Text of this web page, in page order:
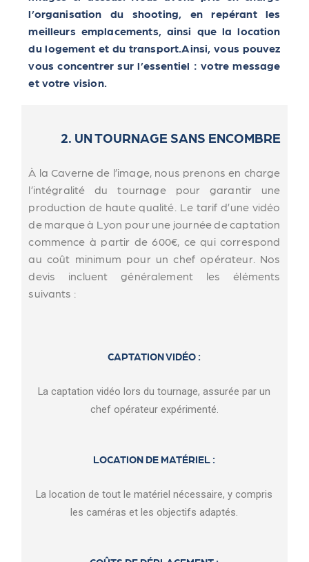
l’organisation du shooting, en repérant les
meilleurs emplacements, ainsi que la location
du logement et du transport.Ainsi, vous pouvez
vous concentrer sur l’essentiel : votre message
et votre vision.
2. UN TOURNAGE SANS ENCOMBRE
À la Caverne de l’image, nous prenons en charge
l’intégralité du tournage pour garantir une
production de haute qualité. Le tarif d’une vidéo
de marque à Lyon pour une journée de captation
commence à partir de 600€, ce qui correspond
au coût minimum pour un chef opérateur. Nos
devis incluent généralement les éléments
suivants :
CAPTATION VIDÉO :
La captation vidéo lors du tournage, assurée par un
chef opérateur expérimenté.
LOCATION DE MATÉRIEL :
La location de tout le matériel nécessaire, y compris
les caméras et les objectifs adaptés.